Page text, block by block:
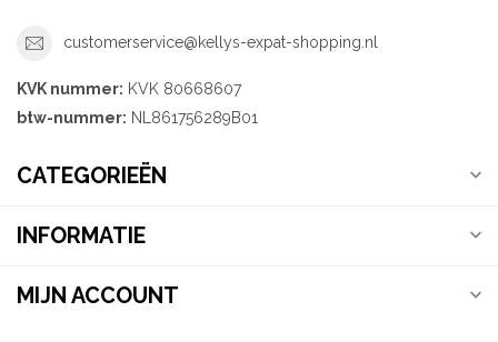
customerservice@kellys-expat-shopping.nl
KVK nummer: KVK 80668607
btw-nummer: NL861756289B01
CATEGORIEËN
INFORMATIE
MIJN ACCOUNT